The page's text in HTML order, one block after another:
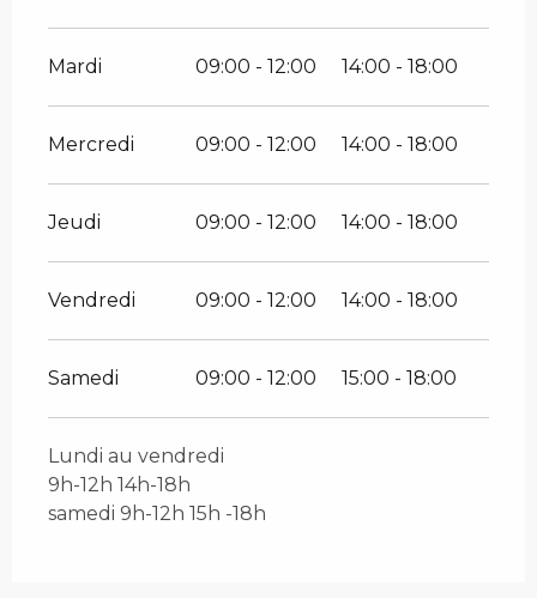
Mardi 09:00 - 12:00 14:00 - 18:00
Mercredi 09:00 - 12:00 14:00 - 18:00
Jeudi 09:00 - 12:00 14:00 - 18:00
Vendredi 09:00 - 12:00 14:00 - 18:00
Samedi 09:00 - 12:00 15:00 - 18:00
Lundi au vendredi
9h-12h 14h-18h
samedi 9h-12h 15h -18h